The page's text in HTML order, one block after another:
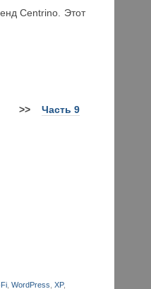
Centrino. Этот
>> Часть 9
,WordPress ,XP,